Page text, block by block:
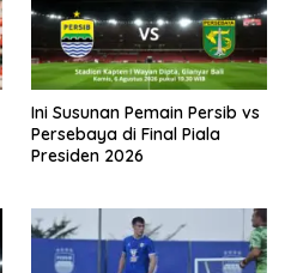
Ini Susunan Pemain Persib vs
Persebaya di Final Piala
Presiden 2026